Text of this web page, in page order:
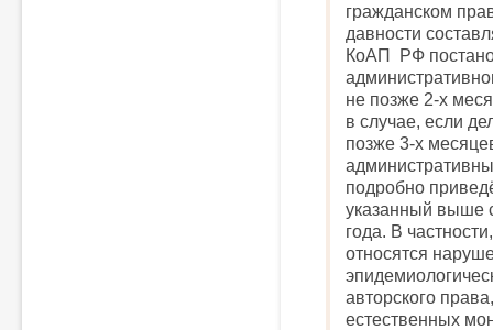
гражданском
давности
КоАП РФ
не позже 2-х
в случае, если
позже 3-х
подробно
указанный выше
года. В
относятся
авторского
естественных